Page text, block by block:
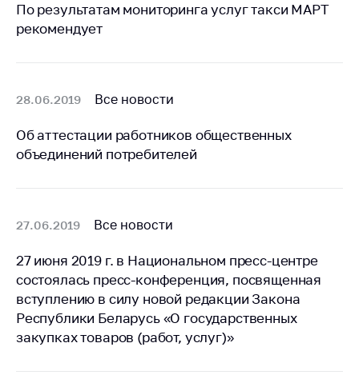
Горячая линия
Сообщить о росте
цен на товары
Сообщить о росте
цен на лекарства и
Контакты
работы
Приемная
Министра
Горячая линия
По результатам мониторинга услуг такси МАРТ
рекомендует
28.06.2019 Все новости
Об аттестации работников общественных
объединений потребителей
27.06.2019 Все новости
27 июня 2019 г. в Национальном пресс-центре
состоялась пресс-конференция, посвященная
вступлению в силу новой редакции Закона
Республики Беларусь «О государственных
закупках товаров (работ, услуг)»